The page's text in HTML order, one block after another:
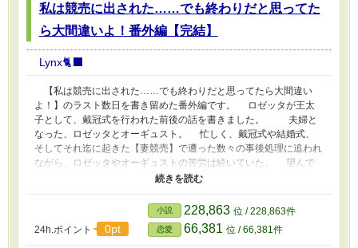
私は競売に出された……でも終わりだと思ってた
ら大間違いよ！番外編【完結】
Lynx🐈‍⬛
【私は競売に出された……でも終わりだと思ってたら大間違い
よ！】のラスト数日を書き留めた番外編です。 ロゼッタが王太
子として、戴冠式を行われた前後の話を書きました。 夫婦と
なった、ロゼッタとオーギュスト。 忙しく、戴冠式や結婚式、
そしてそれ迄に起きた【妻競売】で遭った数々の事後処理に追われ
ながら、ロゼッタやオーギュストの苦労は続いていた。 望んで
いた、ロゼッタの妊娠の裏で沸き起こるロゼッタのモテ期とオーギ
争。 果たして2人が落ち着いて新婚生活が迎えられるの
24h.ポイント
0pt
小説 228,863 位 / 228,863件
恋愛 66,381 位 / 66,381件